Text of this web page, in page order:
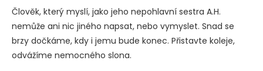
Člověk, který myslí, jako jeho nepohlavní sestra A.H.
nemůže ani nic jiného napsat, nebo vymyslet. Snad se
brzy dočkáme, kdy i jemu bude konec. Přistavte koleje,
odvážíme nemocného slona.